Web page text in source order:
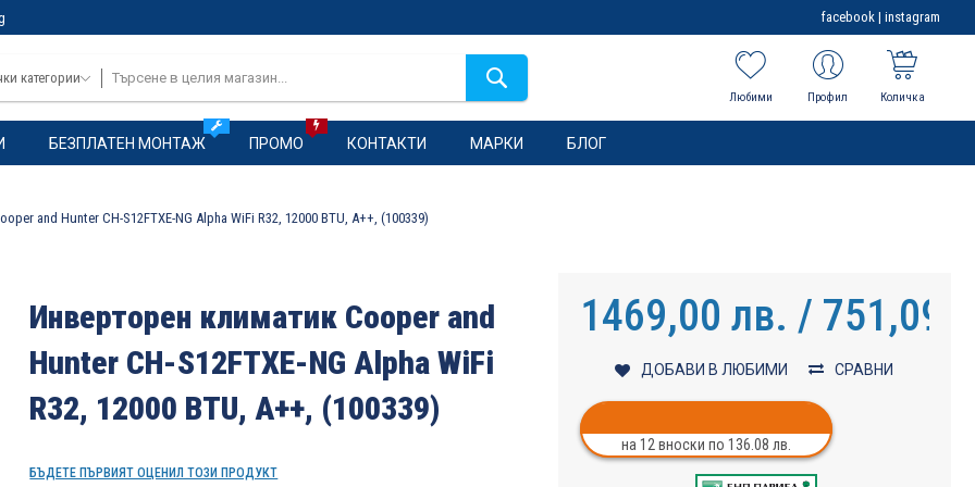
facebook | instagram
категории
Любими Профил Количка
БЕЗПЛАТЕН МОНТАЖ ПРОМО КОНТАКТИ МАРКИ БЛОГ
and Hunter CH-S12FTXE-NG Alpha WiFi R32, 12000 BTU, A++, (100339)
Инверторен климатик Cooper and
Hunter CH-S12FTXE-NG Alpha WiFi
R32, 12000 BTU, A++, (100339)
БЪДЕТЕ ПЪРВИЯТ ОЦЕНИЛ ТОЗИ ПРОДУКТ
1469,00 лв. / 751,09 €
ДОБАВИ В ЛЮБИМИ СРАВНИ
на 12 вноски по 136.08 лв.